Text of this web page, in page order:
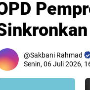
Sakbani Rahmad
Senin, 06 Juli 2026,